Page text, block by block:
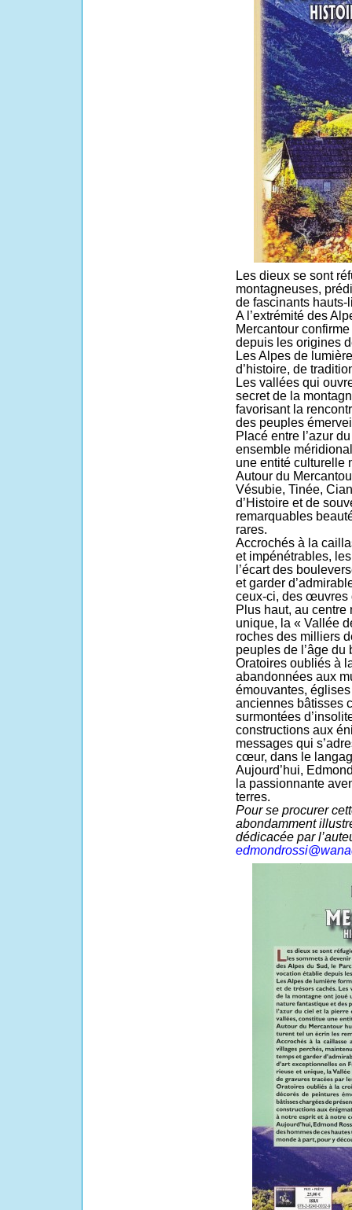
Les dieux se sont
montagneuses,
de fascinants hauts-
A l’extrémité des
Mercantour
depuis les origines
Les Alpes de
d’histoire, de
Les vallées qui
secret de la
favorisant la
des peuples
Placé entre l’azur
ensemble
une entité culturelle
Autour du
Vésubie, Tinée,
d’Histoire et de
remarquables
rares.
Accrochés à la
et impénétrables,
l’écart des
et garder
ceux-ci, des œuvres
Plus haut, au centre
unique, la « Vallée
roches des milliers
peuples de l’âge du
Oratoires oubliés à
abandonnées aux
émouvantes,
anciennes bâtisses
surmontées
constructions aux
messages qui
cœur, dans le
Aujourd’hui,
la passionnante
terres.
Pour se procurer
abondamment
dédicacée par